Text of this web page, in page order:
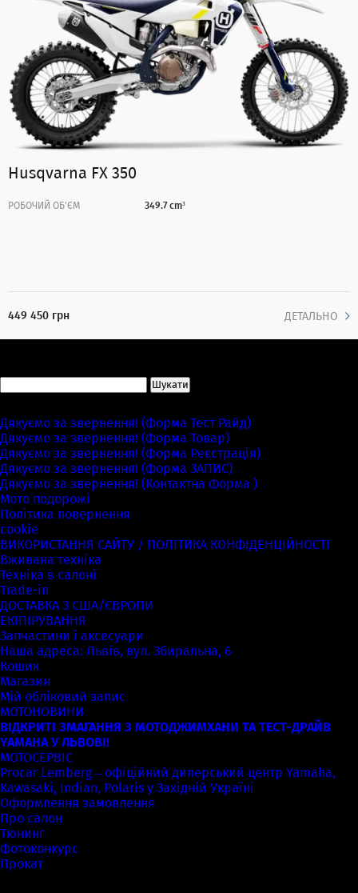
Husqvarna FX 350
РОБОЧИЙ ОБ'ЄМ 349.7 cm³
449 450 грн ДЕТАЛЬНО
Дякуємо за звернення! (Форма Тест Райд)
Дякуємо за звернення! (Форма Товар)
Дякуємо за звернення! (Форма Реєстрація)
Дякуємо за звернення! (Форма ЗАПИС)
Дякуємо за звернення! (Контактна Форма )
Мото подорожі
Політика повернення
cookie
ВИКОРИСТАННЯ САЙТУ / ПОЛІТИКА КОНФІДЕНЦІЙНОСТІ
Вживана техніка
Техніка в салоні
Trade-in
ДОСТАВКА З США/ЄВРОПИ
ЕКІПІРУВАННЯ
Запчастини і аксесуари
Наша адреса: Львів, вул. Збиральна, 6
Кошик
Магазин
Мій обліковий запис
МОТОНОВИНИ
ВІДКРИТІ ЗМАГАННЯ З МОТОДЖИМХАНИ ТА ТЕСТ-ДРАЙВ
YAMAHA У ЛЬВОВІ!
МОТОСЕРВІС
Procar Lemberg – офіційний дилерський центр Yamaha,
Kawasaki, Indian, Polaris у Західній Україні
Оформлення замовлення
Про салон
Тюнинг
Фотоконкурс
Прокат